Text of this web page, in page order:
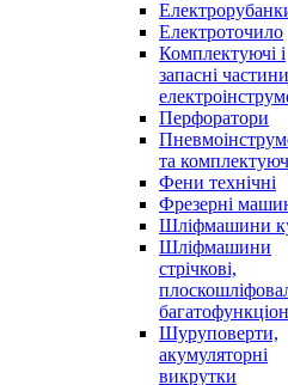
Електроточило
Комплектуючі і
запасні
Перфоратори
та
Фени технічні
Фрезерні
Шліфмашини
Шліфмашини
стрічкові,
Шуруповерти,
акумуляторні
викрутки